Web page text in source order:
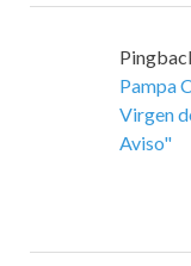
Pampa
Virgen
Aviso"